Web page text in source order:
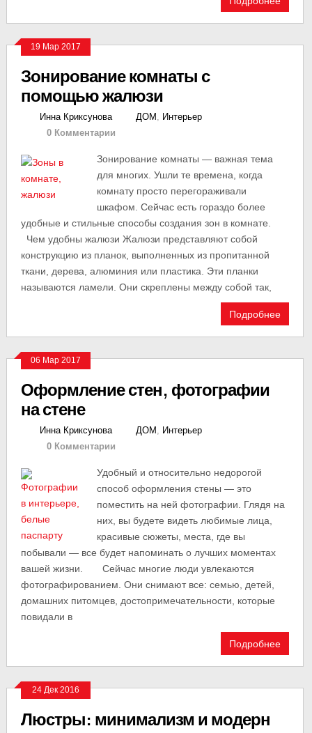
19 Мар 2017
Зонирование комнаты с
помощью жалюзи
Инна Криксунова ДОМ , Интерьер
0 Комментарии
Зонирование комнаты — важная тема
для многих. Ушли те времена, когда
комнату просто перегораживали
шкафом. Сейчас есть гораздо более
удобные и стильные способы создания зон в комнате.
Чем удобны жалюзи Жалюзи представляют собой
конструкцию из планок, выполненных из пропитанной
ткани, дерева, алюминия или пластика. Эти планки
называются ламели. Они скреплены между собой так,
Подробнее
06 Мар 2017
Оформление стен, фотографии
на стене
Инна Криксунова ДОМ , Интерьер
0 Комментарии
Удобный и относительно недорогой
способ оформления стены — это
поместить на ней фотографии. Глядя на
них, вы будете видеть любимые лица,
красивые сюжеты, места, где вы
побывали — все будет напоминать о лучших моментах
вашей жизни. Сейчас многие люди увлекаются
фотографированием. Они снимают все: семью, детей,
домашних питомцев, достопримечательности, которые
повидали в
Подробнее
24 Дек 2016
Люстры: минимализм и модерн